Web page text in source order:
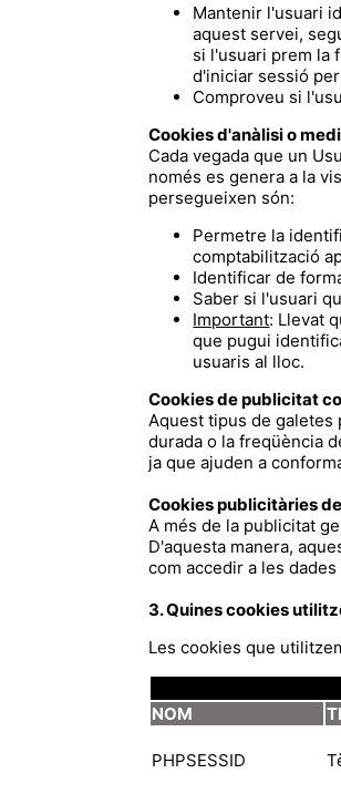
Mantenir l'usuari
aquest servei,
si l'usuari prem la
d'iniciar sessió
Comproveu si
Cookies d'anàlisi o
Cada vegada que un
només es genera a la
persegueixen són:
Permetre la
comptabilització
Identificar de
Saber si l'usuari
Important: Llevat
que pugui
usuaris al lloc.
Cookies de publicitat
Aquest tipus de galetes
durada o la freqüència
ja que ajuden a
Cookies publicitàries
A més de la publicitat
D'aquesta manera,
com accedir a les
3. Quines cookies
Les cookies que
NOM
PHPSESSID